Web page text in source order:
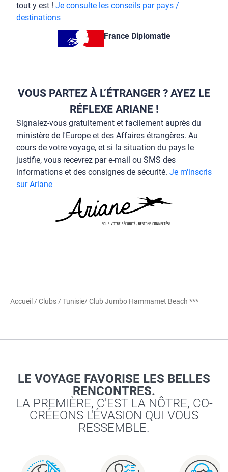
tout y est ! Je consulte les conseils par pays /
destinations
France Diplomatie
VOUS PARTEZ À L’ÉTRANGER ? AYEZ LE
RÉFLEXE ARIANE !
Signalez-vous gratuitement et facilement auprès du
ministère de l'Europe et des Affaires étrangères. Au
cours de votre voyage, et si la situation du pays le
justifie, vous recevrez par e-mail ou SMS des
informations et des consignes de sécurité. Je m'inscris
sur Ariane
Accueil /Clubs /Tunisie/ Club Jumbo Hammamet Beach ***
LE VOYAGE FAVORISE LES BELLES
RENCONTRES.
LA PREMIÈRE, C'EST LA NÔTRE, CO-
CRÉEONS L'ÉVASION QUI VOUS
RESSEMBLE.